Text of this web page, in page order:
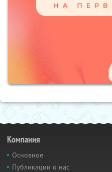
Компания
Основное
Публикации о нас